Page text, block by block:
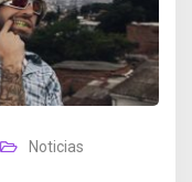
Noticias